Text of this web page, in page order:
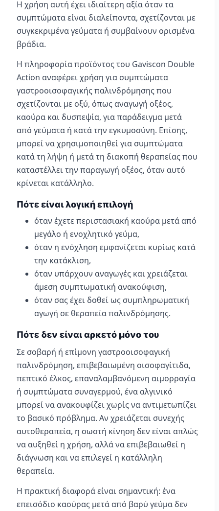
Η χρήση αυτή έχει ιδιαίτερη αξία όταν τα
συμπτώματα είναι διαλείποντα, σχετίζονται με
συγκεκριμένα γεύματα ή συμβαίνουν ορισμένα
βράδια.
Η πληροφορία προϊόντος του Gaviscon Double
Action αναφέρει χρήση για συμπτώματα
γαστροοισοφαγικής παλινδρόμησης που
σχετίζονται με οξύ, όπως αναγωγή οξέος,
καούρα και δυσπεψία, για παράδειγμα μετά
από γεύματα ή κατά την εγκυμοσύνη. Επίσης,
μπορεί να χρησιμοποιηθεί για συμπτώματα
κατά τη λήψη ή μετά τη διακοπή θεραπείας που
καταστέλλει την παραγωγή οξέος, όταν αυτό
κρίνεται κατάλληλο.
Πότε είναι λογική επιλογή
όταν έχετε περιστασιακή καούρα μετά από
μεγάλο ή ενοχλητικό γεύμα,
όταν η ενόχληση εμφανίζεται κυρίως κατά
την κατάκλιση,
όταν υπάρχουν αναγωγές και χρειάζεται
άμεση συμπτωματική ανακούφιση,
όταν σας έχει δοθεί ως συμπληρωματική
αγωγή σε θεραπεία παλινδρόμησης.
Πότε δεν είναι αρκετό μόνο του
Σε σοβαρή ή επίμονη γαστροοισοφαγική
παλινδρόμηση, επιβεβαιωμένη οισοφαγίτιδα,
πεπτικό έλκος, επαναλαμβανόμενη αιμορραγία
ή συμπτώματα συναγερμού, ένα αλγινικό
μπορεί να ανακουφίζει χωρίς να αντιμετωπίζει
το βασικό πρόβλημα. Αν χρειάζεται συνεχής
αυτοθεραπεία, η σωστή κίνηση δεν είναι απλώς
να αυξηθεί η χρήση, αλλά να επιβεβαιωθεί η
διάγνωση και να επιλεγεί η κατάλληλη
θεραπεία.
Η πρακτική διαφορά είναι σημαντική: ένα
επεισόδιο καούρας μετά από βαρύ γεύμα δεν